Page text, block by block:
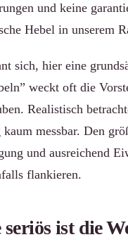
und keine
Hebel in unserem
sich, hier eine
weckt oft die
Realistisch
messbar. Den
und ausreichend
flankieren.
seriös ist die